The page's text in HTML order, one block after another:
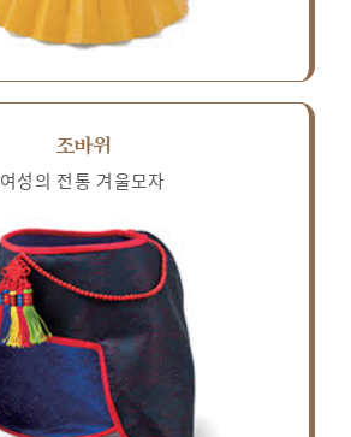
조바위
여성의 전통 겨울모자